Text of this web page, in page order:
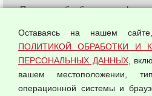
Политика обработки и
Согласием на обработку
Оферта оптовой купли-продажи
Публичная оферта
Оставаясь на нашем
ПОЛИТИКОЙ ОБРАБОТКИ И
ПЕРСОНАЛЬНЫХ ДАННЫХ,
вашем местоположении,
операционной системы и